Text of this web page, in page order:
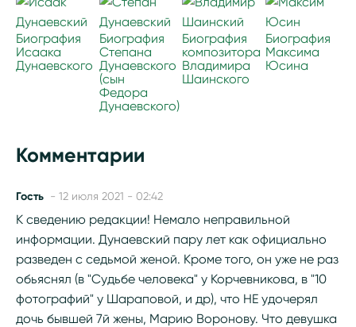
Биография
Исаака
Дунаевского
Биография
Степана
Дунаевского
(сын
Федора
Дунаевского)
Биография
композитора
Владимира
Шаинского
Биография
Максима
Юсина
Комментарии
Гость - 12 июля 2021 - 02:42
К сведению редакции! Немало неправильной
информации. Дунаевский пару лет как официально
разведен с седьмой женой. Кроме того, он уже не раз
обьяснял (в "Судьбе человека" у Корчевникова, в "10
фотографий" у Шараповой, и др), что НЕ удочерял
дочь бывшей 7й жены, Марию Воронову. Что девушка